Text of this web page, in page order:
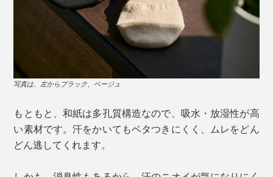
写真は、左からブラック、ベージュ
もともと、和紙は多孔質構造なので、吸水・放湿性が高
い素材です。汗をかいてもベタつきにくく、ムレをどん
どん逃してくれます。